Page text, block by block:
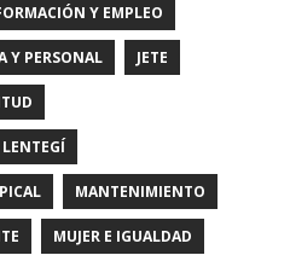
Y EMPLEO
Y PERSONAL JETE
LENTEGÍ
MANTENIMIENTO
MUJER E IGUALDAD